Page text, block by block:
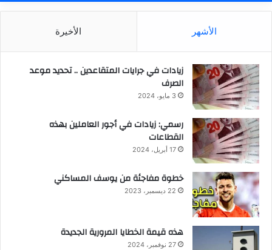
الأشهر الأخيرة
زيادات في جرايات المتقاعدين .. تحديد موعد
الصرف
3 مايو، 2024
رسمي: زيادات في أجور العاملين بهذه
القطاعات
17 أبريل، 2024
خطوة مفاجئة من يوسف المساكني
22 ديسمبر، 2023
هذه قيمة الخطايا المرورية الجديدة
27 نوفمبر، 2024